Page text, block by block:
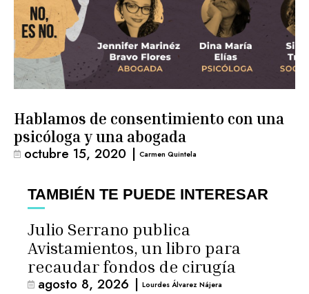
Hablamos de consentimiento con una
psicóloga y una abogada
octubre 15, 2020 | Carmen Quintela
TAMBIÉN TE PUEDE INTERESAR
Julio Serrano publica
Avistamientos, un libro para
recaudar fondos de cirugía
agosto 8, 2026 | Lourdes Álvarez Nájera